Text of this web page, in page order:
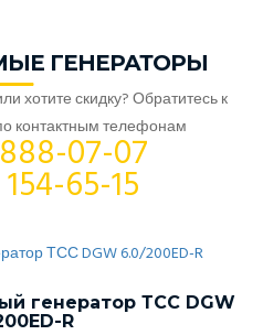
ГЕНЕРАТОРЫ
хотите скидку? Обратитесь к
контактным телефонам
07-07
65-15
генератор ТСС DGW
R